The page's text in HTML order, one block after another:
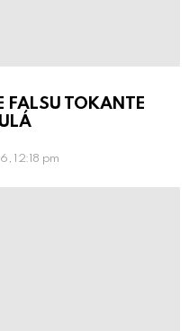
FALSU TOKANTE
12:18 pm